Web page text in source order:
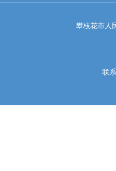
攀枝花市人
联